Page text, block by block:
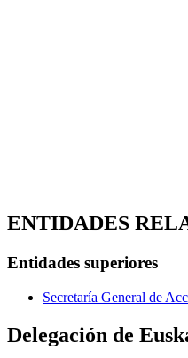
ENTIDADES
Entidades superiores
Secretaría General de
Delegación de